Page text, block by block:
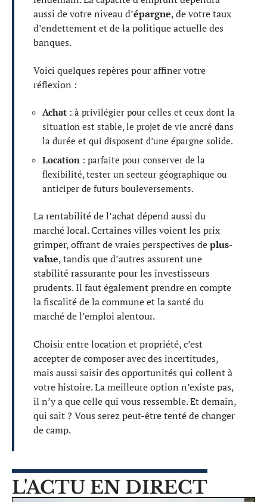
aussi de votre niveau d’épargne, de votre taux
d’endettement et de la politique actuelle des
banques.
Voici quelques repères pour affiner votre
réflexion :
Achat : à privilégier pour celles et ceux dont la
situation est stable, le projet de vie ancré dans
la durée et qui disposent d’une épargne solide.
Location : parfaite pour conserver de la
flexibilité, tester un secteur géographique ou
anticiper de futurs bouleversements.
La rentabilité de l’achat dépend aussi du
marché local. Certaines villes voient les prix
grimper, offrant de vraies perspectives deplus-
value, tandis que d’autres assurent une
stabilité rassurante pour les investisseurs
prudents. Il faut également prendre en compte
la fiscalité de la commune et la santé du
marché de l’emploi alentour.
Choisir entre location et propriété, c’est
accepter de composer avec des incertitudes,
mais aussi saisir des opportunités qui collent à
votre histoire. La meilleure option n’existe pas,
il n’y a que celle qui vous ressemble. Et demain,
qui sait ? Vous serez peut-être tenté de changer
de camp.
L'ACTU EN DIRECT